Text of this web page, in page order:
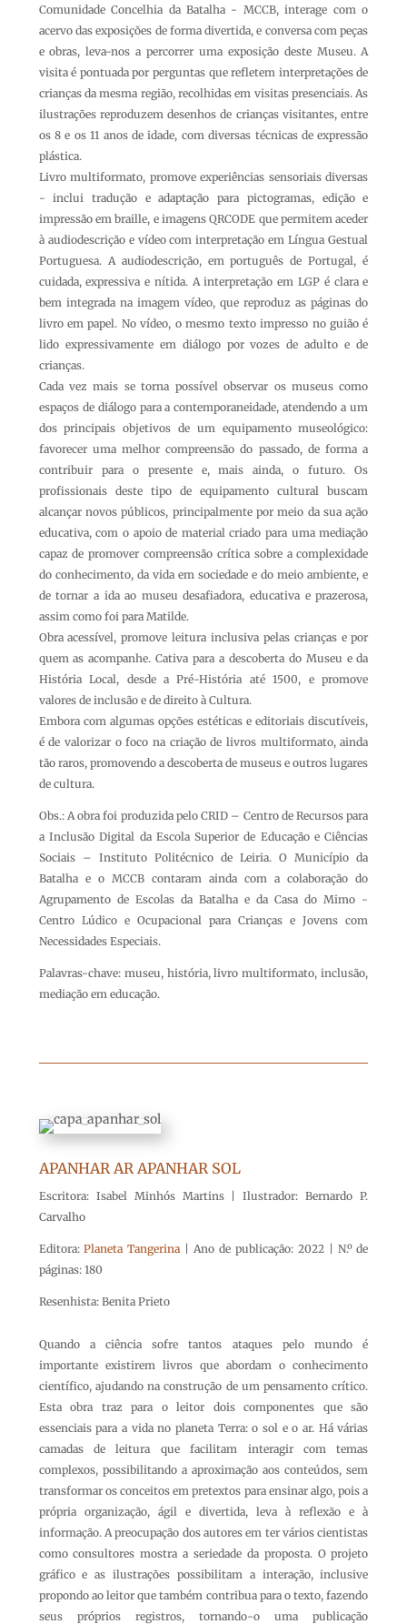
Comunidade Concelhia da Batalha - MCCB, interage com o
acervo das exposições de forma divertida, e conversa com peças
e obras, leva-nos a percorrer uma exposição deste Museu. A
visita é pontuada por perguntas que refletem interpretações de
crianças da mesma região, recolhidas em visitas presenciais. As
ilustrações reproduzem desenhos de crianças visitantes, entre
os 8 e os 11 anos de idade, com diversas técnicas de expressão
plástica.
Livro multiformato, promove experiências sensoriais diversas
- inclui tradução e adaptação para pictogramas, edição e
impressão em braille, e imagens QRCODE que permitem aceder
à audiodescrição e vídeo com interpretação em Língua Gestual
Portuguesa. A audiodescrição, em português de Portugal, é
cuidada, expressiva e nítida. A interpretação em LGP é clara e
bem integrada na imagem vídeo, que reproduz as páginas do
livro em papel. No vídeo, o mesmo texto impresso no guião é
lido expressivamente em diálogo por vozes de adulto e de
crianças.
Cada vez mais se torna possível observar os museus como
espaços de diálogo para a contemporaneidade, atendendo a um
dos principais objetivos de um equipamento museológico:
favorecer uma melhor compreensão do passado, de forma a
contribuir para o presente e, mais ainda, o futuro. Os
profissionais deste tipo de equipamento cultural buscam
alcançar novos públicos, principalmente por meio da sua ação
educativa, com o apoio de material criado para uma mediação
capaz de promover compreensão crítica sobre a complexidade
do conhecimento, da vida em sociedade e do meio ambiente, e
de tornar a ida ao museu desafiadora, educativa e prazerosa,
assim como foi para Matilde.
Obra acessível, promove leitura inclusiva pelas crianças e por
quem as acompanhe. Cativa para a descoberta do Museu e da
História Local, desde a Pré-História até 1500, e promove
valores de inclusão e de direito à Cultura.
Embora com algumas opções estéticas e editoriais discutíveis,
é de valorizar o foco na criação de livros multiformato, ainda
tão raros, promovendo a descoberta de museus e outros lugares
de cultura.
Obs.: A obra foi produzida pelo CRID – Centro de Recursos para
a Inclusão Digital da Escola Superior de Educação e Ciências
Sociais – Instituto Politécnico de Leiria. O Município da
Batalha e o MCCB contaram ainda com a colaboração do
Agrupamento de Escolas da Batalha e da Casa do Mimo -
Centro Lúdico e Ocupacional para Crianças e Jovens com
Necessidades Especiais.
Palavras-chave: museu, história, livro multiformato, inclusão,
mediação em educação.
APANHAR AR APANHAR SOL
Escritora: Isabel Minhós Martins | Ilustrador: Bernardo P.
Carvalho
Editora: Planeta Tangerina | Ano de publicação: 2022 | N.º de
páginas: 180
Resenhista: Benita Prieto
Quando a ciência sofre tantos ataques pelo mundo é
importante existirem livros que abordam o conhecimento
científico, ajudando na construção de um pensamento crítico.
Esta obra traz para o leitor dois componentes que são
essenciais para a vida no planeta Terra: o sol e o ar. Há várias
camadas de leitura que facilitam interagir com temas
complexos, possibilitando a aproximação aos conteúdos, sem
transformar os conceitos em pretextos para ensinar algo, pois a
própria organização, ágil e divertida, leva à reflexão e à
informação. A preocupação dos autores em ter vários cientistas
como consultores mostra a seriedade da proposta. O projeto
gráfico e as ilustrações possibilitam a interação, inclusive
propondo ao leitor que também contribua para o texto, fazendo
seus próprios registros, tornando-o uma publicação